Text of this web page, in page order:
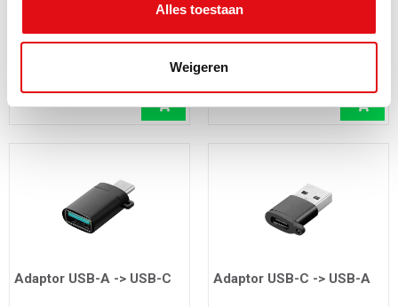
Alles toestaan
Weigeren
antenne M7 naar M6
4,70 EUR
USB type C male 20cm
8,51 EUR
Adaptor USB-A -> USB-C Adaptor USB-C -> USB-A